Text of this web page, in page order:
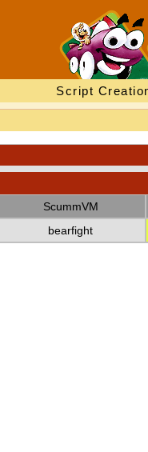
Script
ScummVM
bearfight